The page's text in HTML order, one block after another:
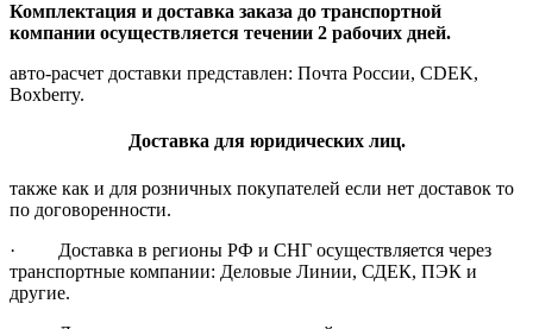
Комплектация и доставка заказа до транспортной
компании осуществляется течении 2 рабочих дней.
авто-расчет доставки представлен: Почта России, CDEK,
Boxberry.
Доставка для юридических лиц.
также как и для розничных покупателей если нет доставок то
по договоренности.
· Доставка в регионы РФ и СНГ осуществляется через
транспортные компании: Деловые Линии, СДЕК, ПЭК и
другие.